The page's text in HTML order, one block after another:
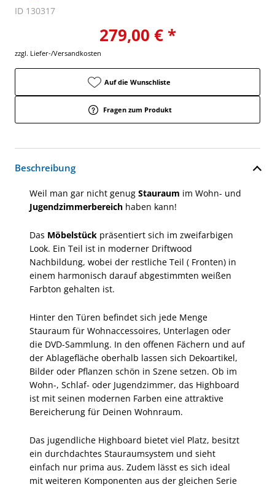
ID 130317
279,00 € *
zzgl. Liefer-/Versandkosten
Auf die Wunschliste
Fragen zum Produkt
Beschreibung
Weil man gar nicht genug Stauraum im Wohn- und
Jugendzimmerbereich haben kann!
Das Möbelstück präsentiert sich im zweifarbigen
Look. Ein Teil ist in moderner Driftwood
Nachbildung, wobei der restliche Teil ( Fronten) in
einem harmonisch darauf abgestimmten weißen
Farbton gehalten ist.
Hinter den Türen befindet sich jede Menge
Stauraum für Wohnaccessoires, Unterlagen oder
die DVD-Sammlung. In den offenen Fächern und auf
der Ablagefläche oberhalb lassen sich Dekoartikel,
Bilder oder Pflanzen schön in Szene setzen. Ob im
Wohn-, Schlaf- oder Jugendzimmer, das Highboard
ist mit seinen modernen Farben eine attraktive
Bereicherung für Deinen Wohnraum.
Das jugendliche Highboard bietet viel Platz, besitzt
ein durchdachtes Stauraumsystem und sieht
einfach nur prima aus. Zudem lässt es sich ideal
mit weiteren Komponenten aus der gleichen Serie